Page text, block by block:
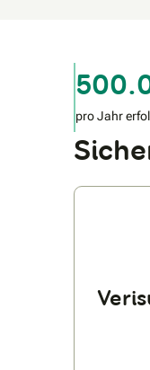
pro Jahr